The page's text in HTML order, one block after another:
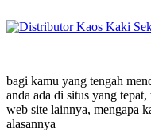
bagi kamu yang tengah
anda ada di situs yang
web site lainnya, mengapa
alasannya